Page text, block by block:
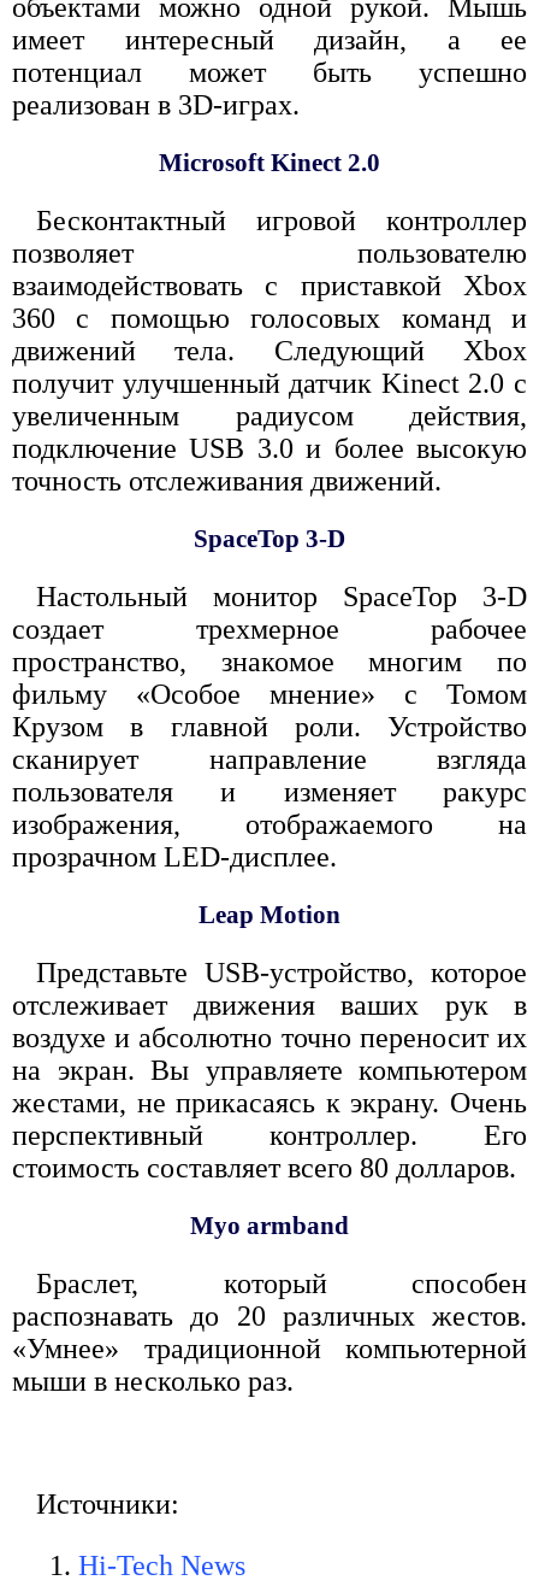
объектами можно одной рукой. Мышь
имеет интересный дизайн, а ее
потенциал может быть успешно
реализован в 3D-играх.
Microsoft Kinect 2.0
Бесконтактный игровой контроллер
позволяет пользователю
взаимодействовать с приставкой Xbox
360 с помощью голосовых команд и
движений тела. Следующий Xbox
получит улучшенный датчик Kinect 2.0 с
увеличенным радиусом действия,
подключение USB 3.0 и более высокую
точность отслеживания движений.
SpaceTop 3-D
Настольный монитор SpaceTop 3-D
создает трехмерное рабочее
пространство, знакомое многим по
фильму «Особое мнение» с Томом
Крузом в главной роли. Устройство
сканирует направление взгляда
пользователя и изменяет ракурс
изображения, отображаемого на
прозрачном LED-дисплее.
Leap Motion
Представьте USB-устройство, которое
отслеживает движения ваших рук в
воздухе и абсолютно точно переносит их
на экран. Вы управляете компьютером
жестами, не прикасаясь к экрану. Очень
перспективный контроллер. Его
стоимость составляет всего 80 долларов.
Myo armband
Браслет, который способен
распознавать до 20 различных жестов.
«Умнее» традиционной компьютерной
мыши в несколько раз.
Источники:
Hi-Tech News